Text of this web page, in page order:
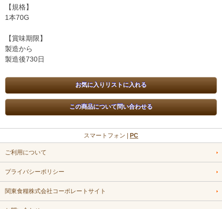
【規格】
1本70G
【賞味期限】
製造から
製造後730日
スマートフォン | PC
ご利用について
プライバシーポリシー
関東食糧株式会社コーポレートサイト